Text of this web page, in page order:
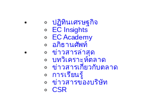
ปฏิทินเศรษฐกิจ
EC Insights
EC Academy
อภิธานศัพท์
ข่าวสารล่าสุด
บทวิเคราะห์ตลาด
ข่าวสารเกี่ยวกับตลาด
การเรียนรู้
ข่าวสารของบริษัท
CSR